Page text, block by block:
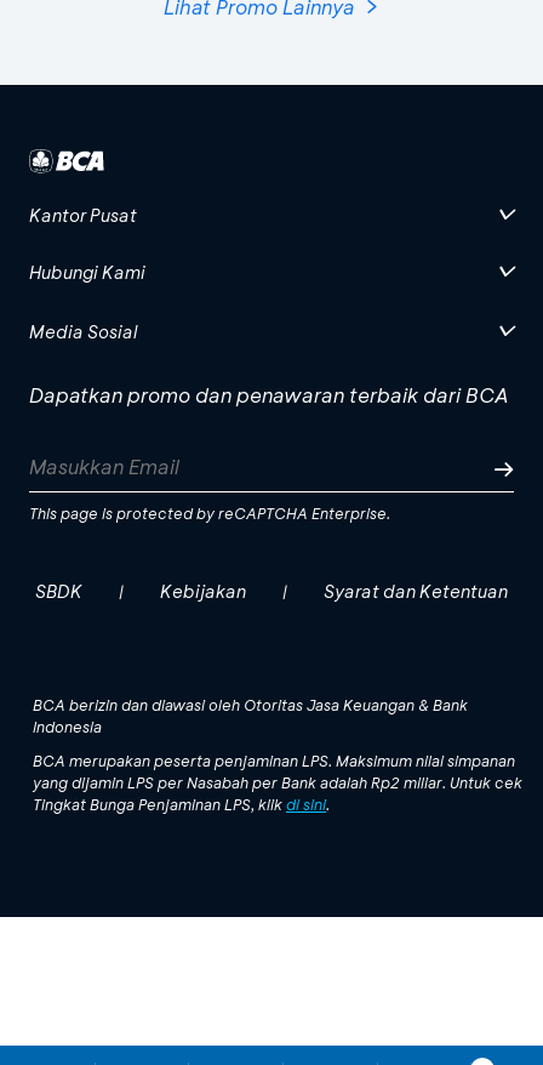
Lihat Promo Lainnya
Kantor Pusat
Hubungi Kami
Media Sosial
Dapatkan promo dan penawaran terbaik dari BCA
This page is protected by reCAPTCHA Enterprise.
SBDK | Kebijakan | Syarat dan Ketentuan
BCA berizin dan diawasi oleh Otoritas Jasa Keuangan & Bank
Indonesia
BCA merupakan peserta penjaminan LPS. Maksimum nilai simpanan
yang dijamin LPS per Nasabah per Bank adalah Rp2 miliar. Untuk cek
Tingkat Bunga Penjaminan LPS, klikdi sini.